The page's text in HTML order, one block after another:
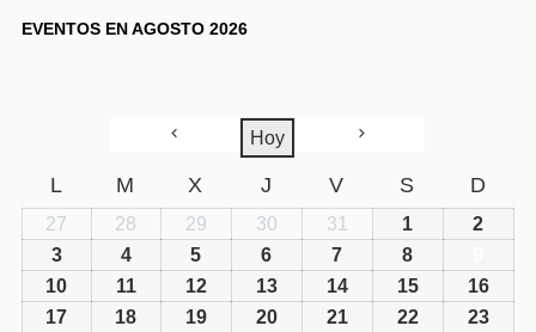
EVENTOS EN AGOSTO 2026
Hoy
L M X J V S D
27 28 29 30 31 1
2
3
4 5 6 7 8
10
11 12 13 14 15
16
17
18 19 20 21 22
23